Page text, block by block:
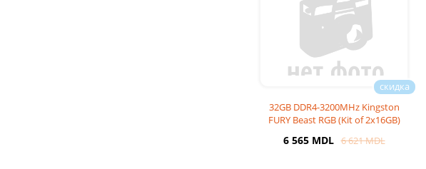
32GB DDR4-3200MHz Kingston
FURY Beast RGB (Kit of 2x16GB)
6 565 MDL 6 621 MDL